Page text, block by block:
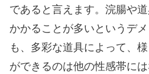
であると言えます。浣腸や
かかることが多いというデ
も、多彩な道具によって、
ができるのは他の性感帯に